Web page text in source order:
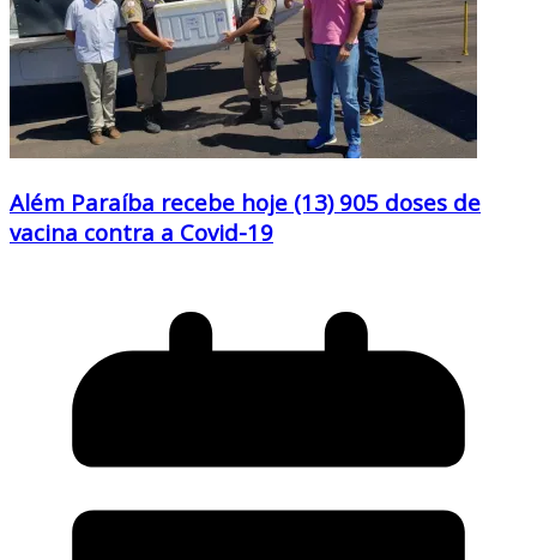
Além Paraíba recebe hoje (13) 905 doses de
vacina contra a Covid-19